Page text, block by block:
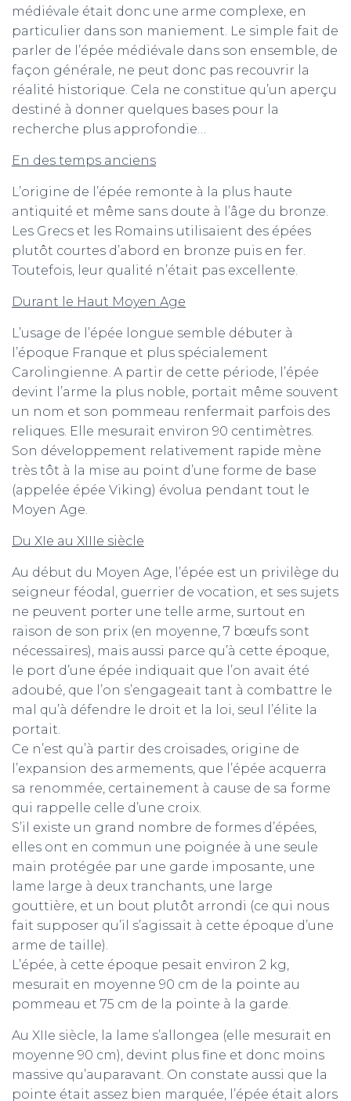
médiévale était donc une arme complexe, en
particulier dans son maniement. Le simple fait de
parler de l’épée médiévale dans son ensemble, de
façon générale, ne peut donc pas recouvrir la
réalité historique. Cela ne constitue qu’un aperçu
destiné à donner quelques bases pour la
recherche plus approfondie…
En des temps anciens
L’origine de l’épée remonte à la plus haute
antiquité et même sans doute à l’âge du bronze.
Les Grecs et les Romains utilisaient des épées
plutôt courtes d’abord en bronze puis en fer.
Toutefois, leur qualité n’était pas excellente.
Durant le Haut Moyen Age
L’usage de l’épée longue semble débuter à
l’époque Franque et plus spécialement
Carolingienne. A partir de cette période, l’épée
devint l’arme la plus noble, portait même souvent
un nom et son pommeau renfermait parfois des
reliques. Elle mesurait environ 90 centimètres.
Son développement relativement rapide mène
très tôt à la mise au point d’une forme de base
(appelée épée Viking) évolua pendant tout le
Moyen Age.
Du XIe au XIIIe siècle
Au début du Moyen Age, l’épée est un privilège du
seigneur féodal, guerrier de vocation, et ses sujets
ne peuvent porter une telle arme, surtout en
raison de son prix (en moyenne, 7 bœufs sont
nécessaires), mais aussi parce qu’à cette époque,
le port d’une épée indiquait que l’on avait été
adoubé, que l’on s’engageait tant à combattre le
mal qu’à défendre le droit et la loi, seul l’élite la
portait.
Ce n’est qu’à partir des croisades, origine de
l’expansion des armements, que l’épée acquerra
sa renommée, certainement à cause de sa forme
qui rappelle celle d’une croix.
S’il existe un grand nombre de formes d’épées,
elles ont en commun une poignée à une seule
main protégée par une garde imposante, une
lame large à deux tranchants, une large
gouttière, et un bout plutôt arrondi (ce qui nous
fait supposer qu’il s’agissait à cette époque d’une
arme de taille).
L’épée, à cette époque pesait environ 2 kg,
mesurait en moyenne 90 cm de la pointe au
pommeau et 75 cm de la pointe à la garde.
Au XIIe siècle, la lame s’allongea (elle mesurait en
moyenne 90 cm), devint plus fine et donc moins
massive qu’auparavant. On constate aussi que la
pointe était assez bien marquée, l’épée était alors